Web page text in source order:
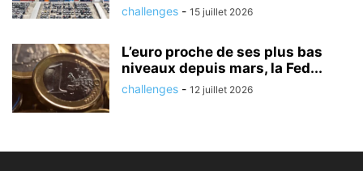
challenges - 15 juillet 2026
L’euro proche de ses plus bas
niveaux depuis mars, la Fed...
challenges - 12 juillet 2026